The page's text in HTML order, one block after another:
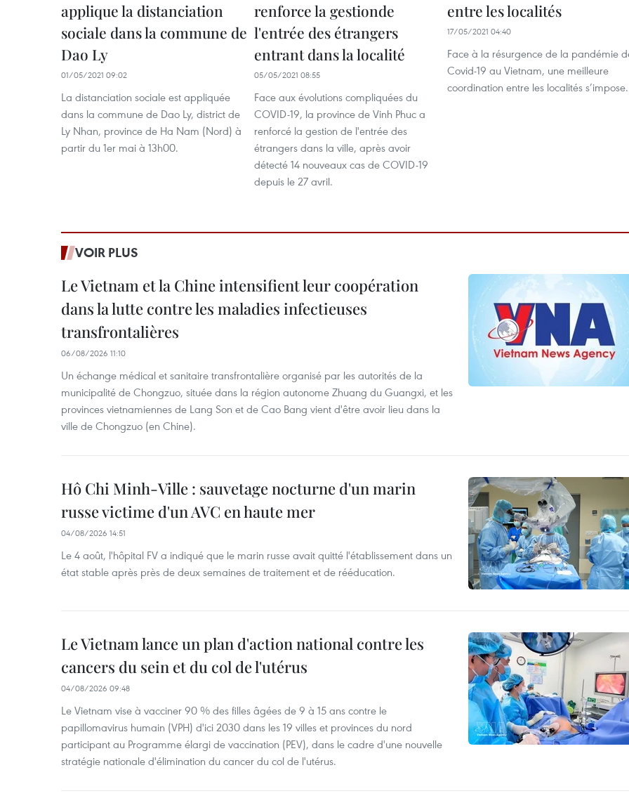
applique la distanciation
sociale dans la commune de
Dao Ly
01/05/2021 09:02
La distanciation sociale est appliquée
dans la commune de Dao Ly, district de
Ly Nhan, province de Ha Nam (Nord) à
partir du 1er mai à 13h00.
renforce la gestionde
l'entrée des étrangers
entrant dans la localité
05/05/2021 08:55
Face aux évolutions compliquées du
COVID-19, la province de Vinh Phuc a
renforcé la gestion de l'entrée des
étrangers dans la ville, après avoir
détecté 14 nouveaux cas de COVID-19
depuis le 27 avril.
entre les localités
17/05/2021 04:40
Face à la résurgence de la pandémie
Covid-19 au Vietnam, une meilleure
coordination entre les localités s’impose.
VOIR PLUS
Le Vietnam et la Chine intensifient leur coopération
dans la lutte contre les maladies infectieuses
transfrontalières
06/08/2026 11:10
Un échange médical et sanitaire transfrontalière organisé par les autorités de la
municipalité de Chongzuo, située dans la région autonome Zhuang du Guangxi, et les
provinces vietnamiennes de Lang Son et de Cao Bang vient d'être avoir lieu dans la
ville de Chongzuo (en Chine).
Hô Chi Minh-Ville : sauvetage nocturne d'un marin
russe victime d'un AVC en haute mer
04/08/2026 14:51
Le 4 août, l'hôpital FV a indiqué que le marin russe avait quitté l'établissement dans un
état stable après près de deux semaines de traitement et de rééducation.
Le Vietnam lance un plan d'action national contre les
cancers du sein et du col de l'utérus
04/08/2026 09:48
Le Vietnam vise à vacciner 90 % des filles âgées de 9 à 15 ans contre le
papillomavirus humain (VPH) d'ici 2030 dans les 19 villes et provinces du nord
participant au Programme élargi de vaccination (PEV), dans le cadre d'une nouvelle
stratégie nationale d'élimination du cancer du col de l'utérus.